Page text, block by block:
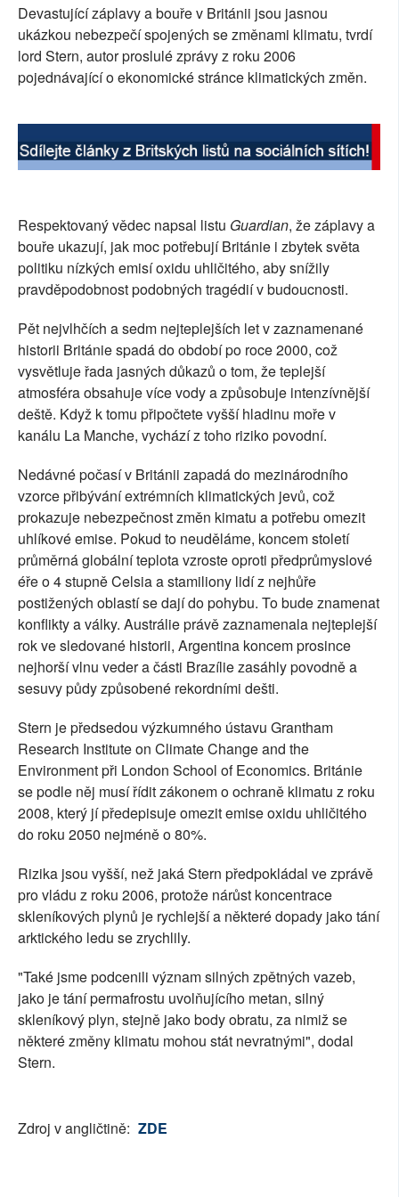
SOCIÁLNÍ SÍTĚ
RUBRIKY
Devastující záplavy a bouře v Británii jsou jasnou
ukázkou nebezpečí spojených se změnami klimatu, tvrdí
lord Stern, autor proslulé zprávy z roku 2006
pojednávající o ekonomické stránce klimatických změn.
Respektovaný vědec napsal listu Guardian, že záplavy a
bouře ukazují, jak moc potřebují Británie i zbytek světa
politiku nízkých emisí oxidu uhličitého, aby snížily
pravděpodobnost podobných tragédií v budoucnosti.
Pět nejvlhčích a sedm nejteplejších let v zaznamenané
historii Británie spadá do období po roce 2000, což
vysvětluje řada jasných důkazů o tom, že teplejší
atmosféra obsahuje více vody a způsobuje intenzívnější
deště. Když k tomu připočtete vyšší hladinu moře v
kanálu La Manche, vychází z toho riziko povodní.
Nedávné počasí v Británii zapadá do mezinárodního
vzorce přibývání extrémních klimatických jevů, což
prokazuje nebezpečnost změn kimatu a potřebu omezit
uhlíkové emise. Pokud to neuděláme, koncem století
průměrná globální teplota vzroste oproti předprůmyslové
éře o 4 stupně Celsia a stamiliony lidí z nejhůře
postižených oblastí se dají do pohybu. To bude znamenat
konflikty a války. Austrálie právě zaznamenala nejteplejší
rok ve sledované historii, Argentina koncem prosince
nejhorší vlnu veder a části Brazílie zasáhly povodně a
sesuvy půdy způsobené rekordními dešti.
Stern je předsedou výzkumného ústavu Grantham
Research Institute on Climate Change and the
Environment při London School of Economics. Británie
se podle něj musí řídit zákonem o ochraně klimatu z roku
2008, který jí předepisuje omezit emise oxidu uhličitého
do roku 2050 nejméně o 80%.
Rizika jsou vyšší, než jaká Stern předpokládal ve zprávě
pro vládu z roku 2006, protože nárůst koncentrace
skleníkových plynů je rychlejší a některé dopady jako tání
arktického ledu se zrychlily.
"Také jsme podcenili význam silných zpětných vazeb,
jako je tání permafrostu uvolňujícího metan, silný
skleníkový plyn, stejně jako body obratu, za nimiž se
některé změny klimatu mohou stát nevratnými", dodal
Stern.
Zdroj v angličtině: ZDE